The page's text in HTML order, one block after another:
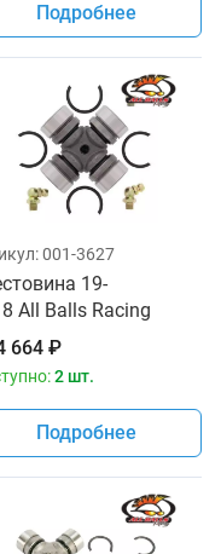
Подробнее
001-3627
19-
All Balls Racing
664 ₽
2 шт.
Подробнее